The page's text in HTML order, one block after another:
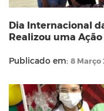
Dia Internacional
Realizou uma
Publicado em: 8 Março